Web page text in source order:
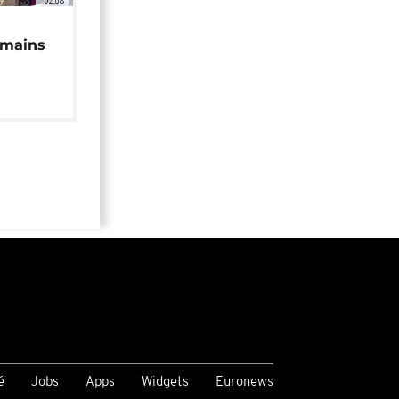
Jobs Apps Widgets Euronews